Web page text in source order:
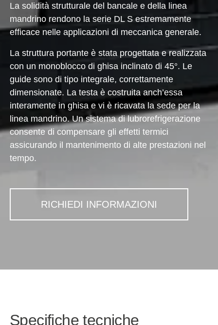
La solidità strutturale del bancale e della linea
mandrino rendono la serie DL S estremamente
efficace nelle applicazioni di meccanica generale.
La struttura portante è stata progettata e realizzata
con un monoblocco di ghisa inclinato di 45°. Le
guide sono di tipo integrale, correttamente
dimensionate. La testa è costruita anch’essa
interamente in ghisa e vi è ricavata la sede per la
linea mandrino. Un sistema di lubrorefrigerazione
consente di compensare gli effetti termici
assicurando il mantenimento di alte prestazioni nel
tempo.
RICHIEDI INFORMAZIONI
Specifiche tecniche